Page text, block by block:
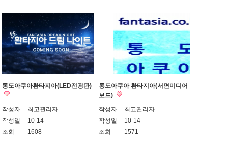
통도아쿠아환타지아(LED전광판)
작성자
최고관리자
작성일
10-14
조회
1608
통도아쿠아 환타지아(서면미디어
보드)
작성자
최고관리자
작성일
10-14
조회
1571